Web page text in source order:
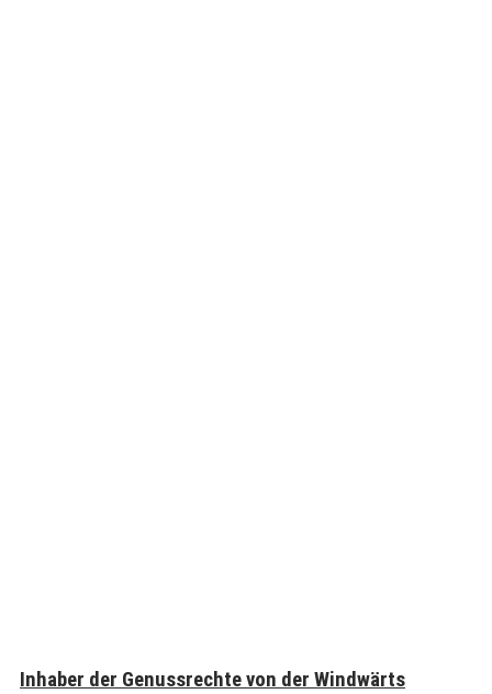
Inhaber der Genussrechte von der Windwärts